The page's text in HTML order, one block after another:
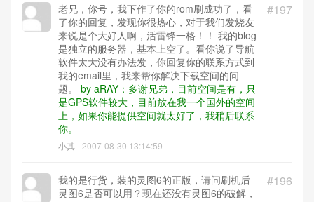
#197
老兄，你号，我下作了你的rom刷成功了，看
了你的回复，发现你很热心，对于我们发烧友
来说是个大好人啊，活雷锋一格！！ 我的blog
是独立的服务器，基本上空了。看你说了导航
软件太大没有办法发，你回复你的联系方式到
我的email里，我来帮你解决下载空间的问
题。 by aRAY：多谢兄弟，目前空间是有，只
是GPS软件较大，目前放在我一个国外的空间
上，如果你能提供空间就太好了，我稍后联系
你。
小其 2007-08-30 13:14:59
#196
我的是行货，装的灵图6的正版，请问刷机后
灵图6是否可以用？现在还没有灵图6的破解，